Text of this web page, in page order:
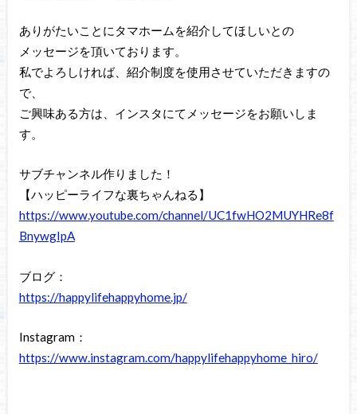
ありがたいことにタマホームを紹介してほしいとの
メッセージを頂いております。
私でよろしければ、紹介制度を使用させていただきますの
で、
ご興味ある方は、インスタにてメッセージをお願いしま
す。
サブチャンネル作りました！
【ハッピーライフな裏ちゃんねる】
https://www.youtube.com/channel/UC1fwHO2MUYHRe8f
BnywgIpA
ブログ：
https://happylifehappyhome.jp/
Instagram：
https://www.instagram.com/happylifehappyhome_hiro/